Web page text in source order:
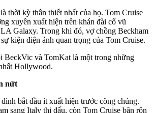
thời kỳ thân thiết nhất của họ. Tom Cruise
xuyên xuất hiện trên khán đài cổ vũ
Galaxy. Trong khi đó, vợ chồng Beckham
kiện điện ảnh quan trọng của Tom Cruise.
BeckVic và TomKat là một trong những
Hollywood.
nứt
bắt đầu ít xuất hiện trước công chúng.
sang Italy thi đấu, còn Tom Cruise bận rộn